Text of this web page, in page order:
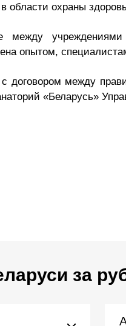
области охраны
между учреждениями
опытом,
договором между
«Беларусь»
за